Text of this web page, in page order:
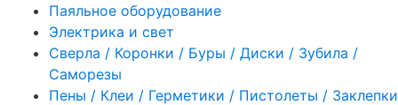
Паяльное оборудование
Электрика и свет
Сверла / Коронки / Буры / Диски / Зубила /
Саморезы
Пены / Клеи / Герметики / Пистолеты / Заклепки